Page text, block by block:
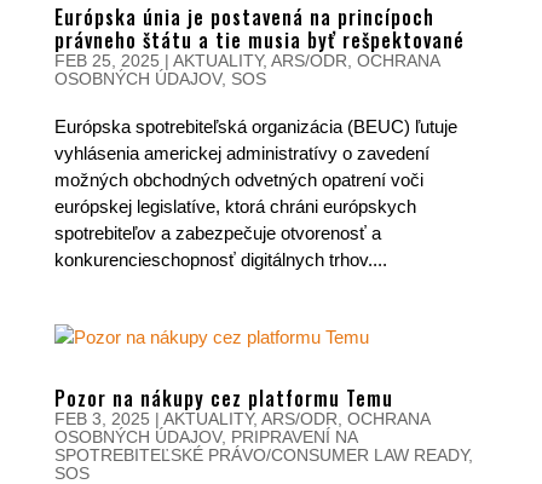
Európska únia je postavená na princípoch
právneho štátu a tie musia byť rešpektované
FEB 25, 2025 | AKTUALITY, ARS/ODR OCHRANA
OSOBNÝCH ÚDAJOV, SOS
Európska spotrebiteľská organizácia (BEUC) ľutuje
vyhlásenia americkej administratívy o zavedení
možných obchodných odvetných opatrení voči
európskej legislatíve, ktorá chráni európskych
spotrebiteľov a zabezpečuje otvorenosť a
konkurencieschopnosť digitálnych trhov....
Pozor na nákupy cez platformu Temu
FEB 3, 2025 | AKTUALITY, ARS/ODR OCHRANA
OSOBNÝCH ÚDAJOV, PRIPRAVENÍ NA
SPOTREBITEĽSKÉ PRÁVO/CONSUMER LAW READY,
SOS